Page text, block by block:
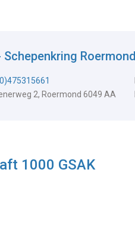
Schepenkring Roermond
2, Roermond 6049 AA
1000 GSAK